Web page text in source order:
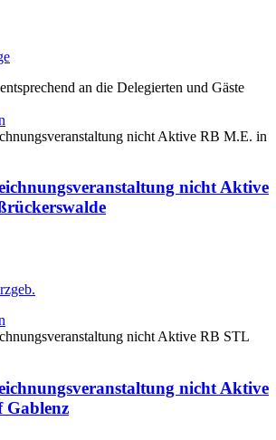
an die Delegierten und Gäste
nicht Aktive
nicht Aktive
Gablenz